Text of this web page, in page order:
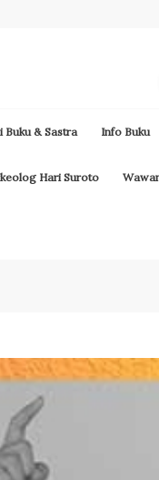
Buku & Sastra Info Buku
Hari Suroto